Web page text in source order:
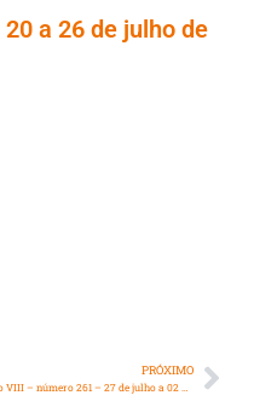
a 26 de julho de
PRÓXIMO